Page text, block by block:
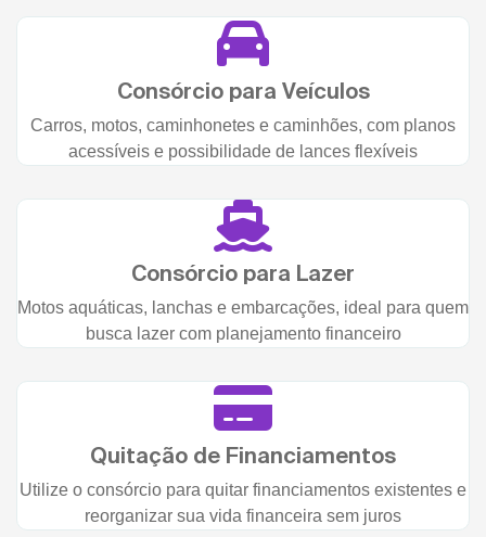
Consórcio para Veículos
Carros, motos, caminhonetes e caminhões, com planos
acessíveis e possibilidade de lances flexíveis
Consórcio para Lazer
Motos aquáticas, lanchas e embarcações, ideal para quem
busca lazer com planejamento financeiro
Quitação de Financiamentos
Utilize o consórcio para quitar financiamentos existentes e
reorganizar sua vida financeira sem juros